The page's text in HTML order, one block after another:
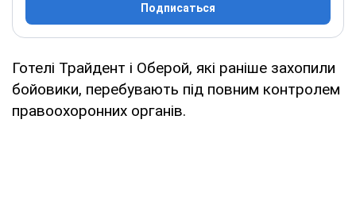
Подписаться
Готелі Трайдент і Оберой, які раніше захопили
бойовики, перебувають під повним контролем
правоохоронних органів.